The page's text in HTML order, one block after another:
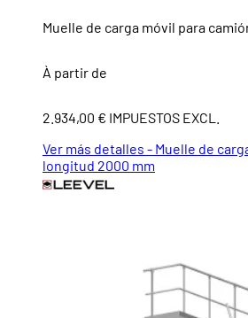
Muelle de carga móvil para
À partir de
2.934,00 € IMPUESTOS EXCL.
Ver más detalles - Muelle de
longitud 2000 mm